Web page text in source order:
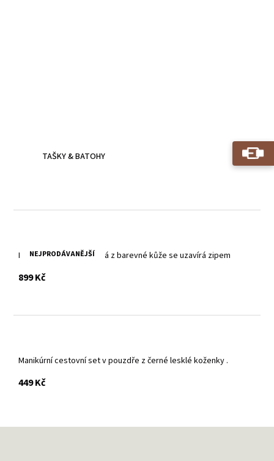
TAŠKY & BATOHY
NEJPRODÁVANĚJŠÍ
Manikúrní sada 10-ti dílná z barevné kůže se uzavírá zipem
899 Kčs DPH
Manikúrní cestovní set v pouzdře z černé lesklé koženky .
449 Kčs DPH